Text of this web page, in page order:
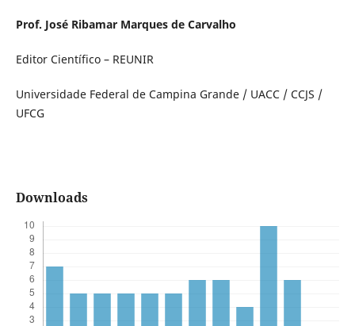
Prof. José Ribamar Marques de Carvalho
Editor Científico – REUNIR
Universidade Federal de Campina Grande / UACC / CCJS /
UFCG
Downloads